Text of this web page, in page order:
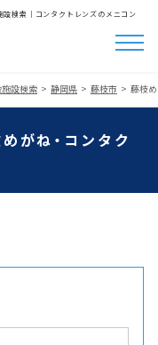
設検索│コンタクトレンズのメニコン
設検索 静岡県 藤枝市 藤枝
がね・コンタク